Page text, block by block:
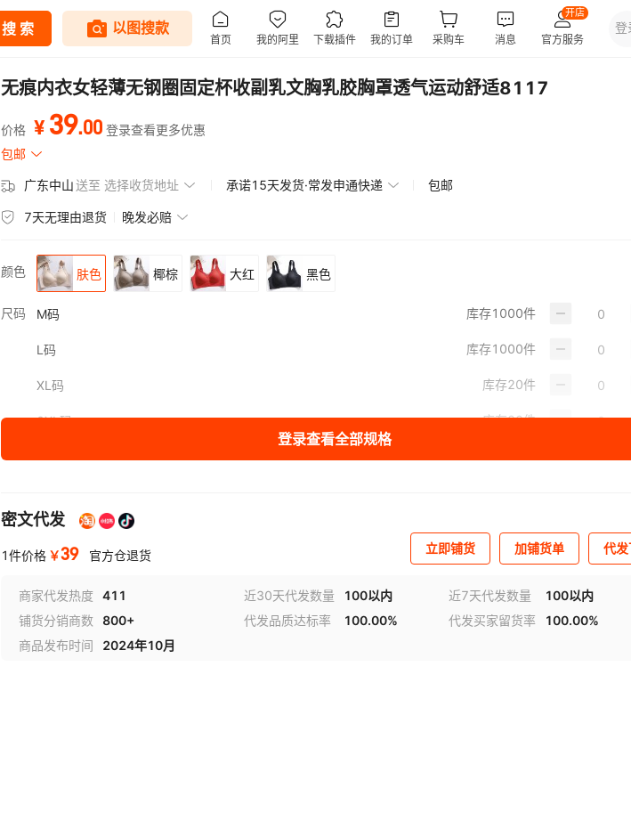
无痕内衣女轻薄无钢圈固定杯收副乳文胸乳胶胸罩透气运动舒适8117
价格 ¥ 39.00 登录查看更多优惠
包邮
广东中山送至 选择收货地址 承诺15天发货·常发申通快递 包邮
7天无理由退货 晚发必赔
颜色 肤色 椰棕 大红 黑色
尺码 M码 库存1000件
L码 库存1000件
XL码 库存20件
2XL码 库存20件
登录查看全部规格
密文代发
1件价格 ￥39 官方仓退货 立即铺货 加铺货单 代
商家代发热度 411 近30天代发数量 100以内 近7天代发数量
100以内
铺货分销商数
800+ 代发品质达标率 100.00% 代发买家留货率
100.00%
商品发布时间
2024年10月